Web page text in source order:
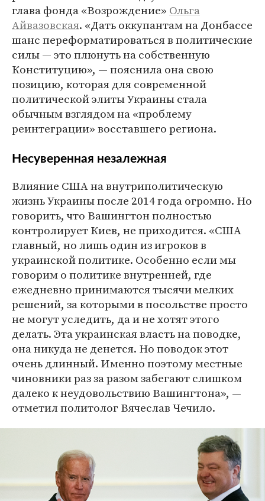
глава фонда «Возрождение» Ольга
Айвазовская. «Дать оккупантам на Донбассе
шанс переформатироваться в политические
силы — это плюнуть на собственную
Конституцию», — пояснила она свою
позицию, которая для современной
политической элиты Украины стала
обычным взглядом на «проблему
реинтеграции» восставшего региона.
Несуверенная незалежная
Влияние США на внутриполитическую
жизнь Украины после 2014 года огромно. Но
говорить, что Вашингтон полностью
контролирует Киев, не приходится. «США
главный, но лишь один из игроков в
украинской политике. Особенно если мы
говорим о политике внутренней, где
ежедневно принимаются тысячи мелких
решений, за которыми в посольстве просто
не могут уследить, да и не хотят этого
делать. Эта украинская власть на поводке,
она никуда не денется. Но поводок этот
очень длинный. Именно поэтому местные
чиновники раз за разом забегают слишком
далеко к неудовольствию Вашингтона», —
отметил политолог Вячеслав Чечило.